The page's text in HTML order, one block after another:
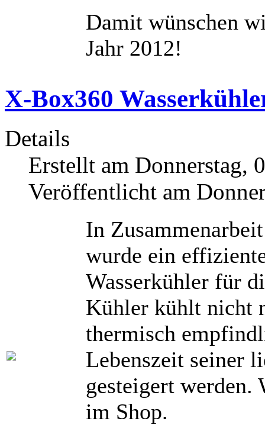
Damit wünschen
Jahr 2012!
X-Box360
Details
Erstellt am Donnerstag,
Veröffentlicht am
In
wurde ein
Wasserkühler für
Kühler kühlt nicht
thermisch
Lebenszeit seiner
gesteigert
im Shop.